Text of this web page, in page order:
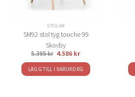
STOLAR
SM92 stol tyg touche 99
Skovby
5.395kr 4.586 kr
LÄGG TILL I VARUKORG